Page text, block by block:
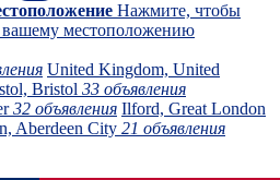
Нажмите, чтобы
местоположению
United Kingdom, United
Bristol 33 объявления
32 объявления Ilford, Great London
Aberdeen City 21 объявления